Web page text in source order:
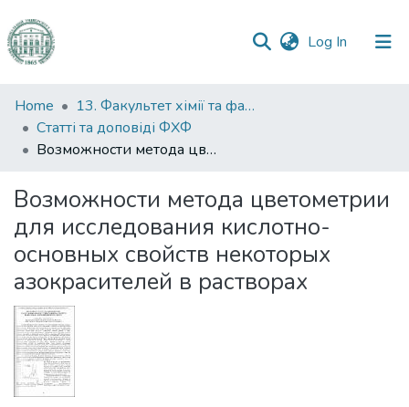
Log In (current)
Communities
&
Collections
Statistics
Home
13. Факультет хімії та фармації
Статті та доповіді ФХФ
Возможности метода цветометрии для исследования кислотно-основных свойств некоторых азокрасителей в растворах
Возможности метода цветометрии
для исследования кислотно-
основных свойств некоторых
азокрасителей в растворах